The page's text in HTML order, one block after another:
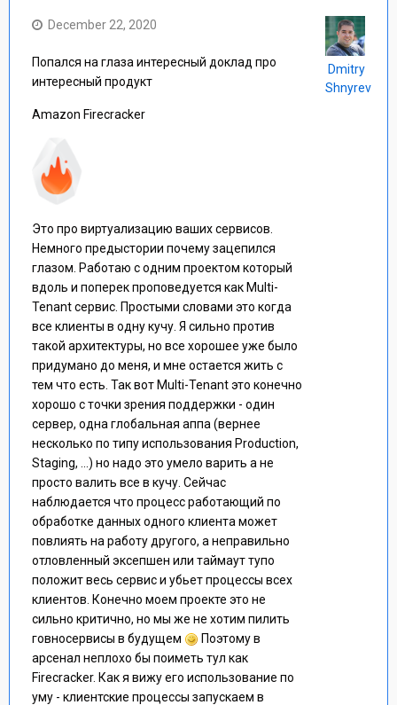
December 22, 2020
Попался на глаза интересный доклад про
интересный продукт
Amazon Firecracker
Это про виртуализацию ваших сервисов.
Немного предыстории почему зацепился
глазом. Работаю с одним проектом который
вдоль и поперек проповедуется как Multi-
Tenant сервис. Простыми словами это когда
все клиенты в одну кучу. Я сильно против
такой архитектуры, но все хорошее уже было
придумано до меня, и мне остается жить с
тем что есть. Так вот Multi-Tenant это конечно
хорошо с точки зрения поддержки - один
сервер, одна глобальная аппа (вернее
несколько по типу использования Production,
Staging, ...) но надо это умело варить а не
просто валить все в кучу. Сейчас
наблюдается что процесс работающий по
обработке данных одного клиента может
повлиять на работу другого, а неправильно
отловленный эксепшен или таймаут тупо
положит весь сервис и убьет процессы всех
клиентов. Конечно моем проекте это не
сильно критично, но мы же не хотим пилить
говносервисы в будущем
Поэтому в
арсенал неплохо бы поиметь тул как
Firecracker. Как я вижу его использование по
уму - клиентские процессы запускаем в
Dmitry
Shnyrev